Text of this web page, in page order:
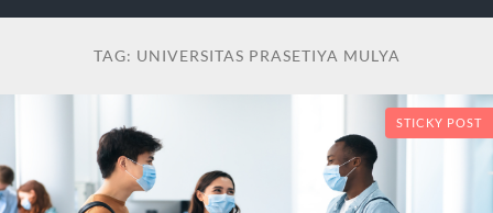
TAG: UNIVERSITAS PRASETIYA MULYA
STICKY POST